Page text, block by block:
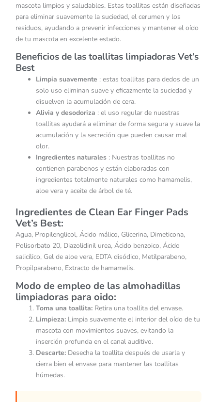
mascota limpios y saludables. Estas toallitas están diseñadas
para eliminar suavemente la suciedad, el cerumen y los
residuos, ayudando a prevenir infecciones y mantener el oído
de tu mascota en excelente estado.
Beneficios de las toallitas limpiadoras Vet’s
Best
Limpia suavemente : estas toallitas para dedos de un
solo uso eliminan suave y eficazmente la suciedad y
disuelven la acumulación de cera.
Alivia y desodoriza : el uso regular de nuestras
toallitas ayudará a eliminar de forma segura y suave la
acumulación y la secreción que pueden causar mal
olor.
Ingredientes naturales : Nuestras toallitas no
contienen parabenos y están elaboradas con
ingredientes totalmente naturales como hamamelis,
aloe vera y aceite de árbol de té.
Ingredientes de Clean Ear Finger Pads
Vet’s Best:
Agua, Propilenglicol, Ácido málico, Glicerina, Dimeticona,
Polisorbato 20, Diazolidinil urea, Ácido benzoico, Ácido
salicílico, Gel de aloe vera, EDTA disódico, Metilparabeno,
Propilparabeno, Extracto de hamamelis.
Modo de empleo de las almohadillas
limpiadoras para oido:
Toma una toallita: Retira una toallita del envase.
Limpieza: Limpia suavemente el interior del oído de tu
mascota con movimientos suaves, evitando la
inserción profunda en el canal auditivo.
Descarte: Desecha la toallita después de usarla y
cierra bien el envase para mantener las toallitas
húmedas.